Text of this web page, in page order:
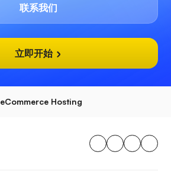
联系我们
立即开始
eCommerce Hosting